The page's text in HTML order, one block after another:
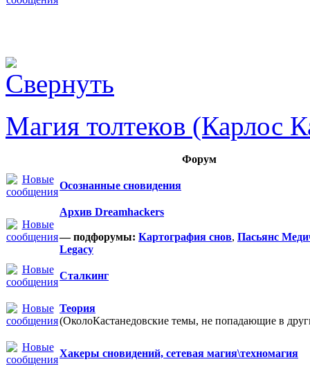
Магия толтеков (Карлос
Форум
Осознанные сновидения
Архив Dreamhackers
— подфорумы: Картография снов, Пасьянс
Legacy
Сталкинг
Теория
(ОколоКастанедовские темы, не попадающие в
Хакеры сновидений, сетевая магия\техномагия